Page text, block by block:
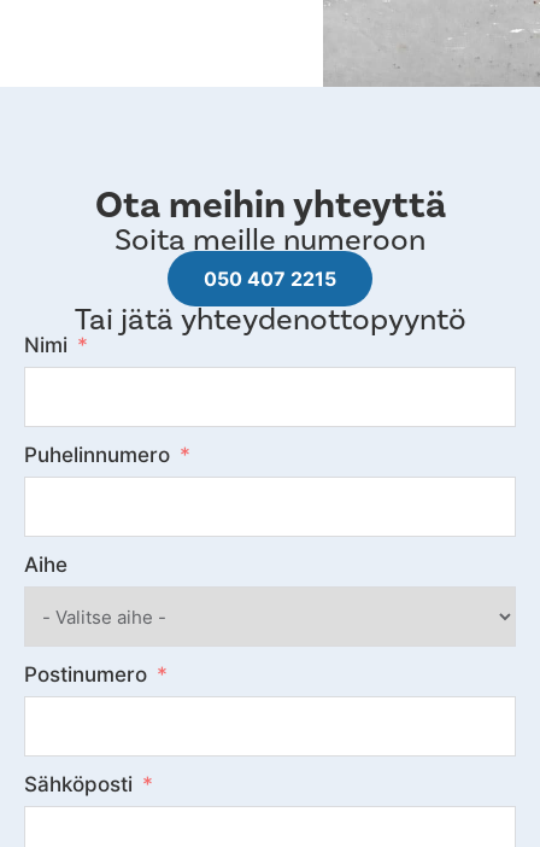
Ota meihin yhteyttä
Soita meille numeroon
050 407 2215
Tai jätä yhteydenottopyyntö
Nimi
Puhelinnumero
Aihe
Postinumero
Sähköposti